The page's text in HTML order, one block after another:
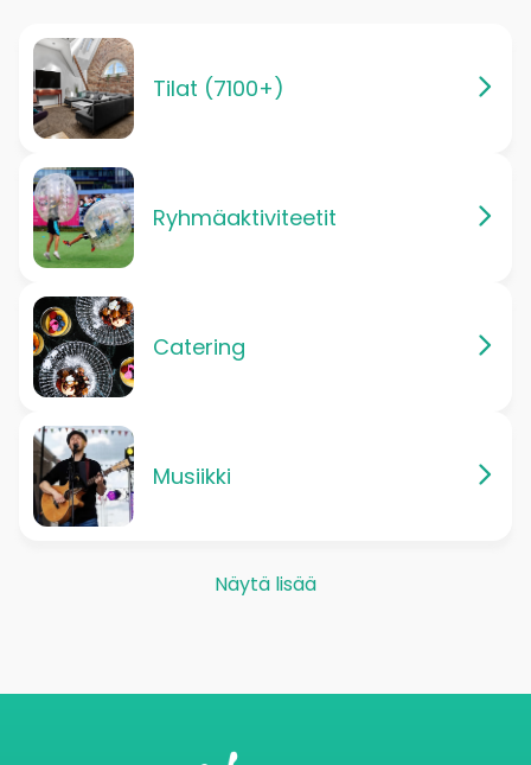
Tilat (7100+)
Ryhmäaktiviteetit
Catering
Musiikki
Näytä lisää